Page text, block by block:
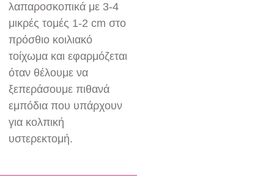
λαπαροσκοπικά με 3-4
μικρές τομές 1-2 cm στο
πρόσθιο κοιλιακό
τοίχωμα και εφαρμόζεται
όταν θέλουμε να
ξεπεράσουμε πιθανά
εμπόδια που υπάρχουν
για κολπική
υστερεκτομή.